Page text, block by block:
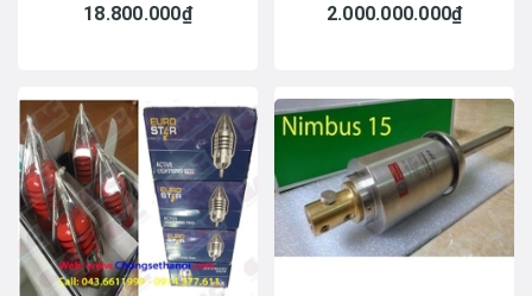
18.800.000₫ 2.000.000.000₫